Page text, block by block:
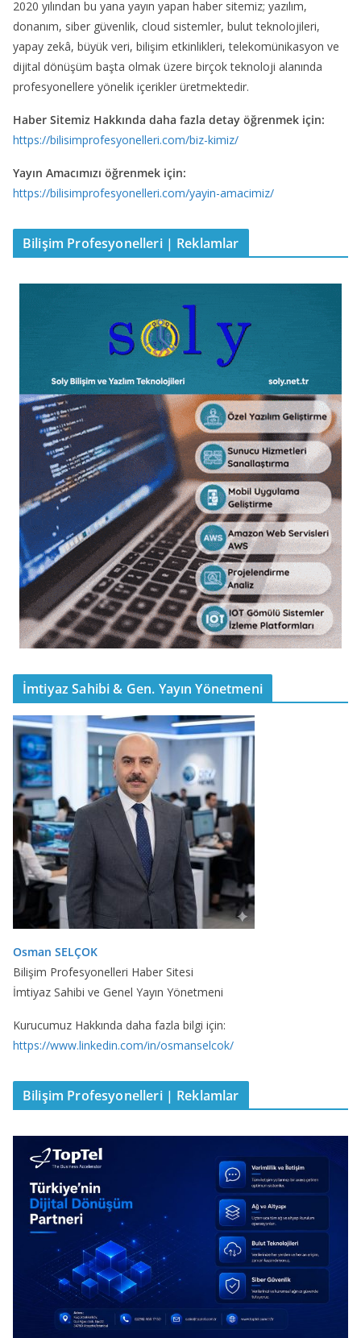
2020 yılından bu yana yayın yapan haber sitemiz; yazılım,
donanım, siber güvenlik, cloud sistemler, bulut teknolojileri,
yapay zekâ, büyük veri, bilişim etkinlikleri, telekomünikasyon ve
dijital dönüşüm başta olmak üzere birçok teknoloji alanında
profesyonellere yönelik içerikler üretmektedir.
Haber Sitemiz Hakkında daha fazla detay öğrenmek için:
https://bilisimprofesyonelleri.com/biz-kimiz/
Yayın Amacımızı öğrenmek için:
https://bilisimprofesyonelleri.com/yayin-amacimiz/
Bilişim Profesyonelleri | Reklamlar
İmtiyaz Sahibi & Gen. Yayın Yönetmeni
Osman SELÇOK
Bilişim Profesyonelleri Haber Sitesi
İmtiyaz Sahibi ve Genel Yayın Yönetmeni
Kurucumuz Hakkında daha fazla bilgi için:
https://www.linkedin.com/in/osmanselcok/
Bilişim Profesyonelleri | Reklamlar